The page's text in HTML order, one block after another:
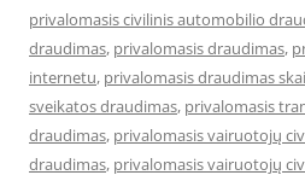
privalomasis civilinis automobilio
draudimas, privalomasis draudimas,
internetu, privalomasis draudimas
sveikatos draudimas, privalomasis
draudimas, privalomasis vairuotojų
draudimas, privalomasis vairuotojų